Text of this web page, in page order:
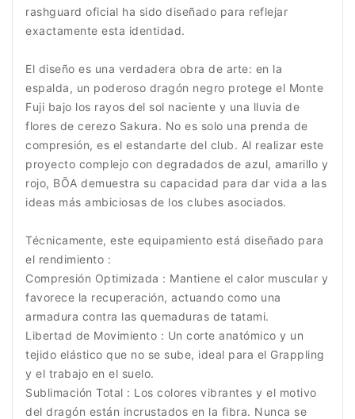
rashguard oficial ha sido diseñado para reflejar
exactamente esta identidad.
El diseño es una verdadera obra de arte: en la
espalda, un poderoso dragón negro protege el Monte
Fuji bajo los rayos del sol naciente y una lluvia de
flores de cerezo Sakura. No es solo una prenda de
compresión, es el estandarte del club. Al realizar este
proyecto complejo con degradados de azul, amarillo y
rojo, BŌA demuestra su capacidad para dar vida a las
ideas más ambiciosas de los clubes asociados.
Técnicamente, este equipamiento está diseñado para
el rendimiento :
Compresión Optimizada : Mantiene el calor muscular y
favorece la recuperación, actuando como una
armadura contra las quemaduras de tatami.
Libertad de Movimiento : Un corte anatómico y un
tejido elástico que no se sube, ideal para el Grappling
y el trabajo en el suelo.
Sublimación Total : Los colores vibrantes y el motivo
del dragón están incrustados en la fibra. Nunca se